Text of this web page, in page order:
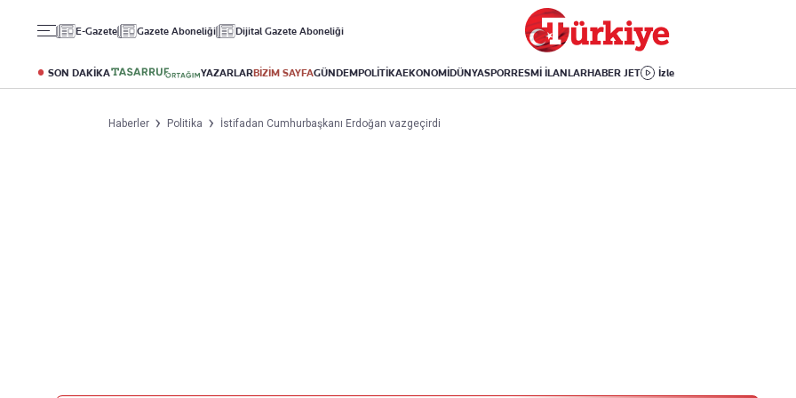
E-Gazete Gazete Aboneliği Dijital Gazete Aboneliği
SON DAKİKA YAZARLARBİZİM SAYFAGÜNDEMPOLİTİKAEKONOMİDÜNYASPORRESMİ İLANLARHABER JET İzle
Altın
Döviz
Kripto Para
Puan Durumu
Fikstür
Avrupa Ligi
Avrupa
Amerika
İsrail-Gazze
Yaşam
Sağlık
Yemek
Kitap
Haberler Politika İstifadan Cumhurbaşkanı Erdoğan vazgeçirdi